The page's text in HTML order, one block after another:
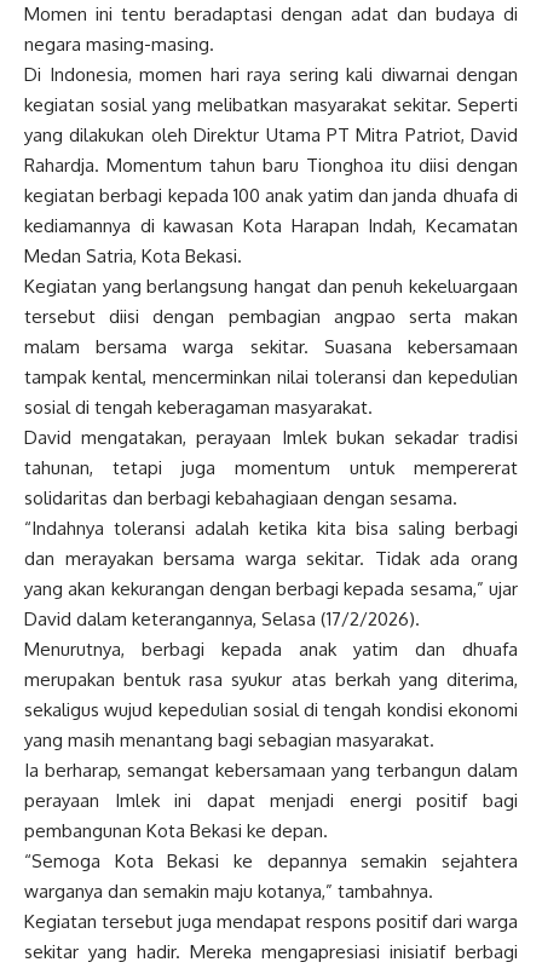
Momen ini tentu beradaptasi dengan adat dan budaya di
negara masing-masing.
Di Indonesia, momen hari raya sering kali diwarnai dengan
kegiatan sosial yang melibatkan masyarakat sekitar. Seperti
yang dilakukan oleh Direktur Utama PT Mitra Patriot, David
Rahardja. Momentum tahun baru Tionghoa itu diisi dengan
kegiatan berbagi kepada 100 anak yatim dan janda dhuafa di
kediamannya di kawasan Kota Harapan Indah, Kecamatan
Medan Satria, Kota Bekasi.
Kegiatan yang berlangsung hangat dan penuh kekeluargaan
tersebut diisi dengan pembagian angpao serta makan
malam bersama warga sekitar. Suasana kebersamaan
tampak kental, mencerminkan nilai toleransi dan kepedulian
sosial di tengah keberagaman masyarakat.
David mengatakan, perayaan Imlek bukan sekadar tradisi
tahunan, tetapi juga momentum untuk mempererat
solidaritas dan berbagi kebahagiaan dengan sesama.
“Indahnya toleransi adalah ketika kita bisa saling berbagi
dan merayakan bersama warga sekitar. Tidak ada orang
yang akan kekurangan dengan berbagi kepada sesama,” ujar
David dalam keterangannya, Selasa (17/2/2026).
Menurutnya, berbagi kepada anak yatim dan dhuafa
merupakan bentuk rasa syukur atas berkah yang diterima,
sekaligus wujud kepedulian sosial di tengah kondisi ekonomi
yang masih menantang bagi sebagian masyarakat.
Ia berharap, semangat kebersamaan yang terbangun dalam
perayaan Imlek ini dapat menjadi energi positif bagi
pembangunan Kota Bekasi ke depan.
“Semoga Kota Bekasi ke depannya semakin sejahtera
warganya dan semakin maju kotanya,” tambahnya.
Kegiatan tersebut juga mendapat respons positif dari warga
sekitar yang hadir. Mereka mengapresiasi inisiatif berbagi